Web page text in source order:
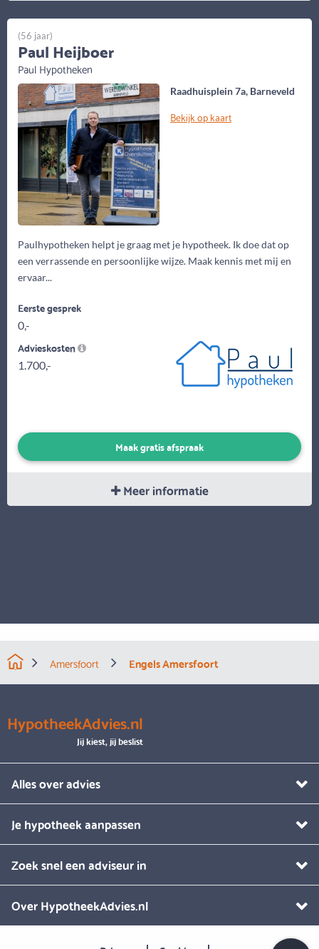
Raadhuisplein 7a, Barneveld
Bekijk op kaart
Paulhypotheken helpt je graag met je hypotheek. Ik doe dat op
een verrassende en persoonlijke wijze. Maak kennis met mij en
ervaar...
(56 jaar)
Paul Heijboer
Paul Hypotheken
Eerste gesprek
0,-
Advieskosten
1.700,-
Maak gratis afspraak
Meer informatie
Amersfoort Engels Amersfoort
HypotheekAdvies.nl
Jij kiest, jij beslist
Alles over advies
Je hypotheek aanpassen
Zoek snel een adviseur in
Over HypotheekAdvies.nl